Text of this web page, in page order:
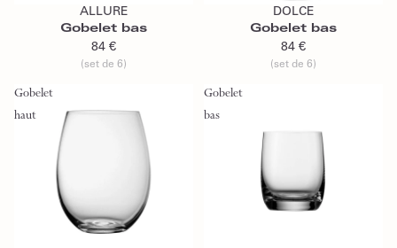
ALLURE
Gobelet bas
84 €
(set de 6)
DOLCE
Gobelet bas
84 €
(set de 6)
Gobelet
haut
Gobelet
bas